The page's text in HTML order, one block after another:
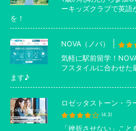
ーキッズクラブで英語
を！
NOVA（ノバ）
気軽に駅前留学！
フスタイルに合わせた
ます♪
ロゼッタストーン・ラ
(4.3)
「挫折させない」こ